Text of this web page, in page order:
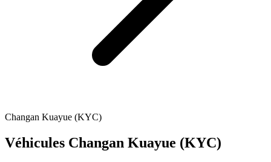
Changan Kuayue (KYC)
Véhicules Changan Kuayue (KYC)